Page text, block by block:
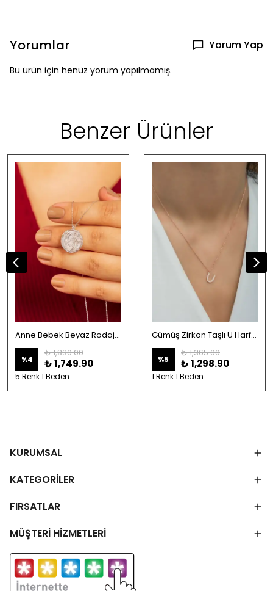
Yorumlar Yorum Yap
Bu ürün için henüz yorum yapılmamış.
Benzer Ürünler
Anne Bebek Beyaz Rodaj 925 Ayar Gümüş Kolye
%4
₺ 1,830.00
₺ 1,749.90
5 Renk 1 Beden
Gümüş Zirkon Taşlı U Harfi Kolye
%5
₺ 1,365.00
₺ 1,298.90
1 Renk 1 Beden
KURUMSAL
KATEGORİLER
FIRSATLAR
MÜŞTERİ HİZMETLERİ